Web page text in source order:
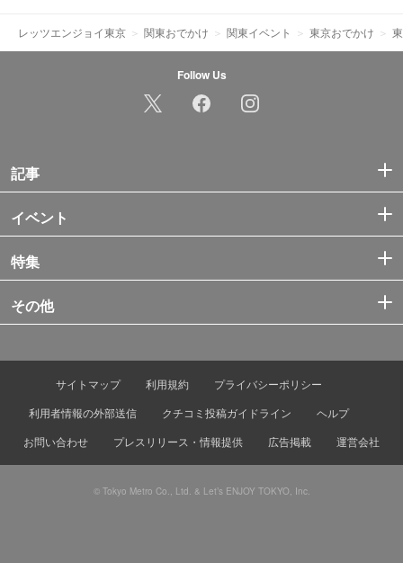
レッツエンジョイ東京 関東おでかけ 関東イベント 東京おでかけ
Follow Us
記事
イベント
特集
その他
サイトマップ 利用規約
プライバシーポリシー
利用者情報の外部送信
クチコミ投稿ガイドライン
ヘルプ
お問い合わせ
プレスリリース・情報提供 広告掲載 運営会社
© Tokyo Metro Co., Ltd. & Let’s ENJOY TOKYO, Inc.